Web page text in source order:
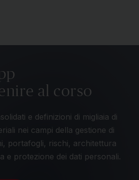
al corso
e definizioni di migliaia di
nei campi della gestione di
portafogli, rischi, architettura
e protezione dei dati personali.